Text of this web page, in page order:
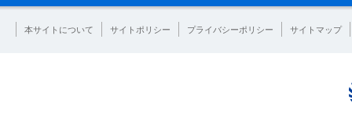
本サイトについて サイトポリシー プライバシーポリシー サイトマップ